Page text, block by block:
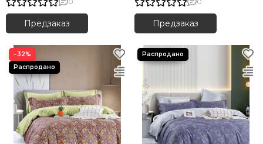
Предзаказ Предзаказ
−32%